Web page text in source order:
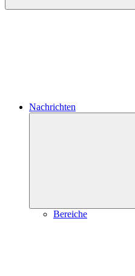
Nachrichten
Bereiche